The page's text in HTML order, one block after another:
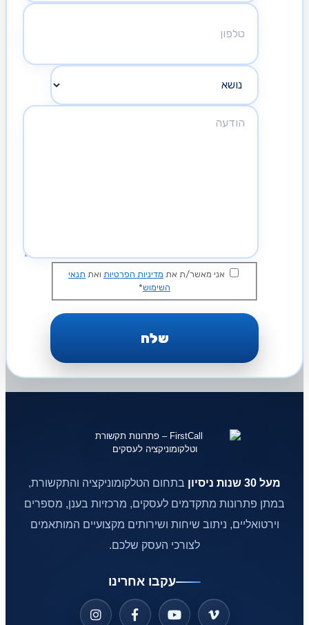
אני מאשר/ת את מדיניות הפרטיות ואת תנאי
השימוש*
מעל 30 שנות ניסיון
בתחום הטלקומוניקציה והתקשורת,
במתן פתרונות מתקדמים לעסקים, מרכזיות בענן, מספרים
וירטואליים, ניתוב שיחות ושירותים מקצועיים המותאמים
לצורכי העסק שלכם.
עקבו אחרינו